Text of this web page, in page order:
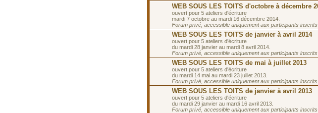
WEB SOUS LES TOITS d'octobre à décembre
ouvert pour 5 ateliers d'écriture
mardi 7 octobre au mardi 16 décembre 2014.
Forum privé, accessible uniquement aux participants inscrits
WEB SOUS LES TOITS de janvier à avril 2014
ouvert pour 5 ateliers d'écriture
du mardi 28 janvier au mardi 8 avril 2014.
Forum privé, accessible uniquement aux participants inscrits
WEB SOUS LES TOITS de mai à juillet 2013
ouvert pour 5 ateliers d'écriture
du mardi 14 mai au mardi 23 juillet 2013.
Forum privé, accessible uniquement aux participants inscrits
WEB SOUS LES TOITS de janvier à avril 2013
ouvert pour 5 ateliers d'écriture
du mardi 29 janvier au mardi 16 avril 2013.
Forum privé, accessible uniquement aux participants inscrits